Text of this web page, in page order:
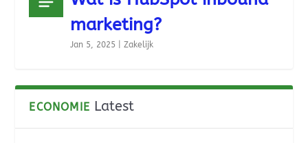
marketing?
Jan 5, 2025 |Zakelijk
ECONOMIE Latest